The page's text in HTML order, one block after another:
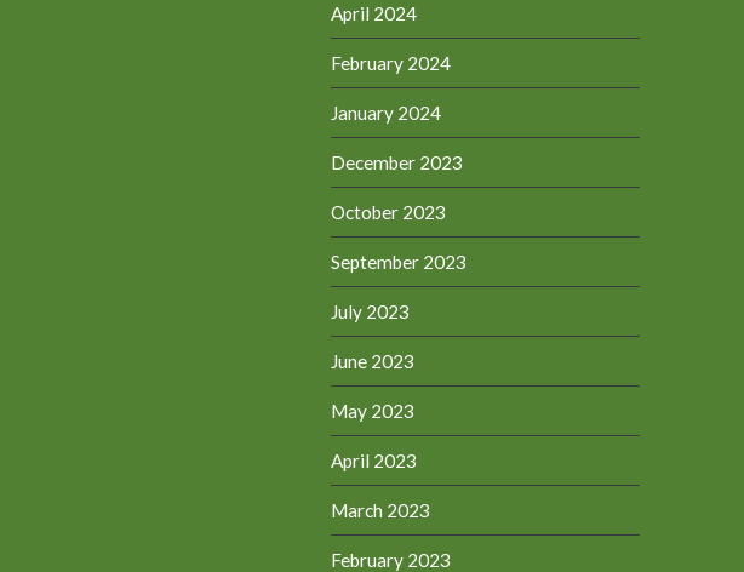
April 2024
February 2024
January 2024
December 2023
October 2023
September 2023
July 2023
June 2023
May 2023
April 2023
March 2023
February 2023